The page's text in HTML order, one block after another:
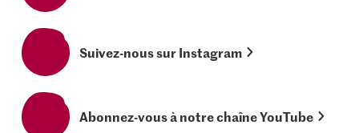
Suivez-nous sur Instagram
Abonnez-vous à notre chaîne YouTube